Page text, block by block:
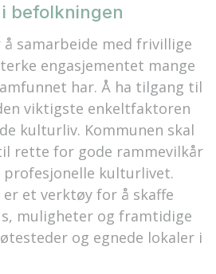
befolkningen
å samarbeide med frivillige
engasjementet mange
har. Å ha tilgang til
viktigste enkeltfaktoren
kulturliv. Kommunen skal
rette for gode rammevilkår
kulturlivet.
et verktøy for å skaffe
muligheter og framtidige
og egnede lokaler i